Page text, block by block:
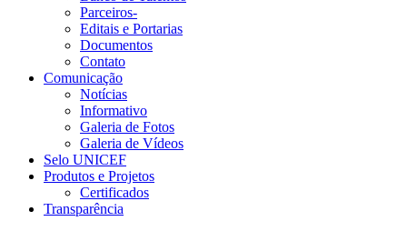
Parceiros-
Editais e Portarias
Documentos
Contato
Comunicação
Notícias
Informativo
Galeria de Fotos
Galeria de Vídeos
Selo UNICEF
Produtos e Projetos
Certificados
Transparência